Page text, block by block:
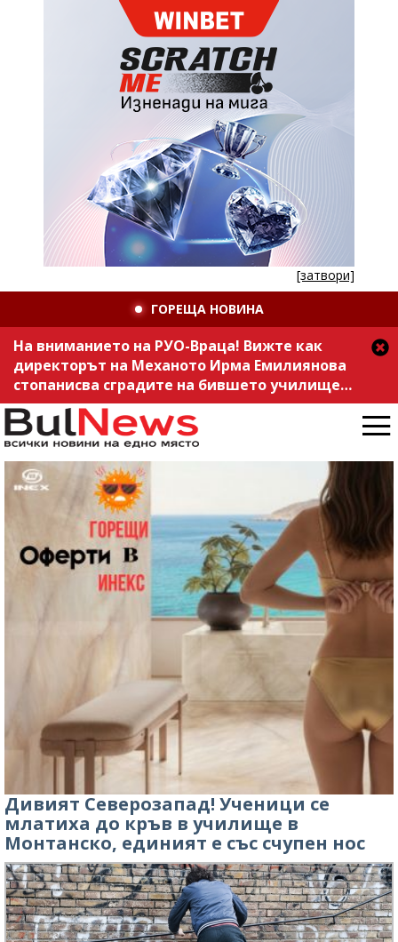
[затвори]
ГОРЕЩА НОВИНА
На вниманието на РУО-Враца! Вижте как
директорът на Механото Ирма Емилиянова
стопанисва сградите на бившето училище
„Антон Иванов“, ситуацията е скандална /
снимки/
Дивият Северозапад! Ученици се
млатиха до кръв в училище в
Монтанско, единият е със счупен нос